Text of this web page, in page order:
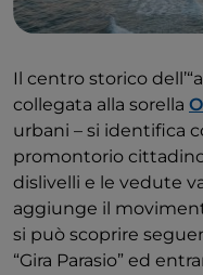
Il centro storico
collegata alla sorella
urbani – si identifica
promontorio
dislivelli e le vedute
aggiunge il
si può scoprire
“Gira Parasio” ed